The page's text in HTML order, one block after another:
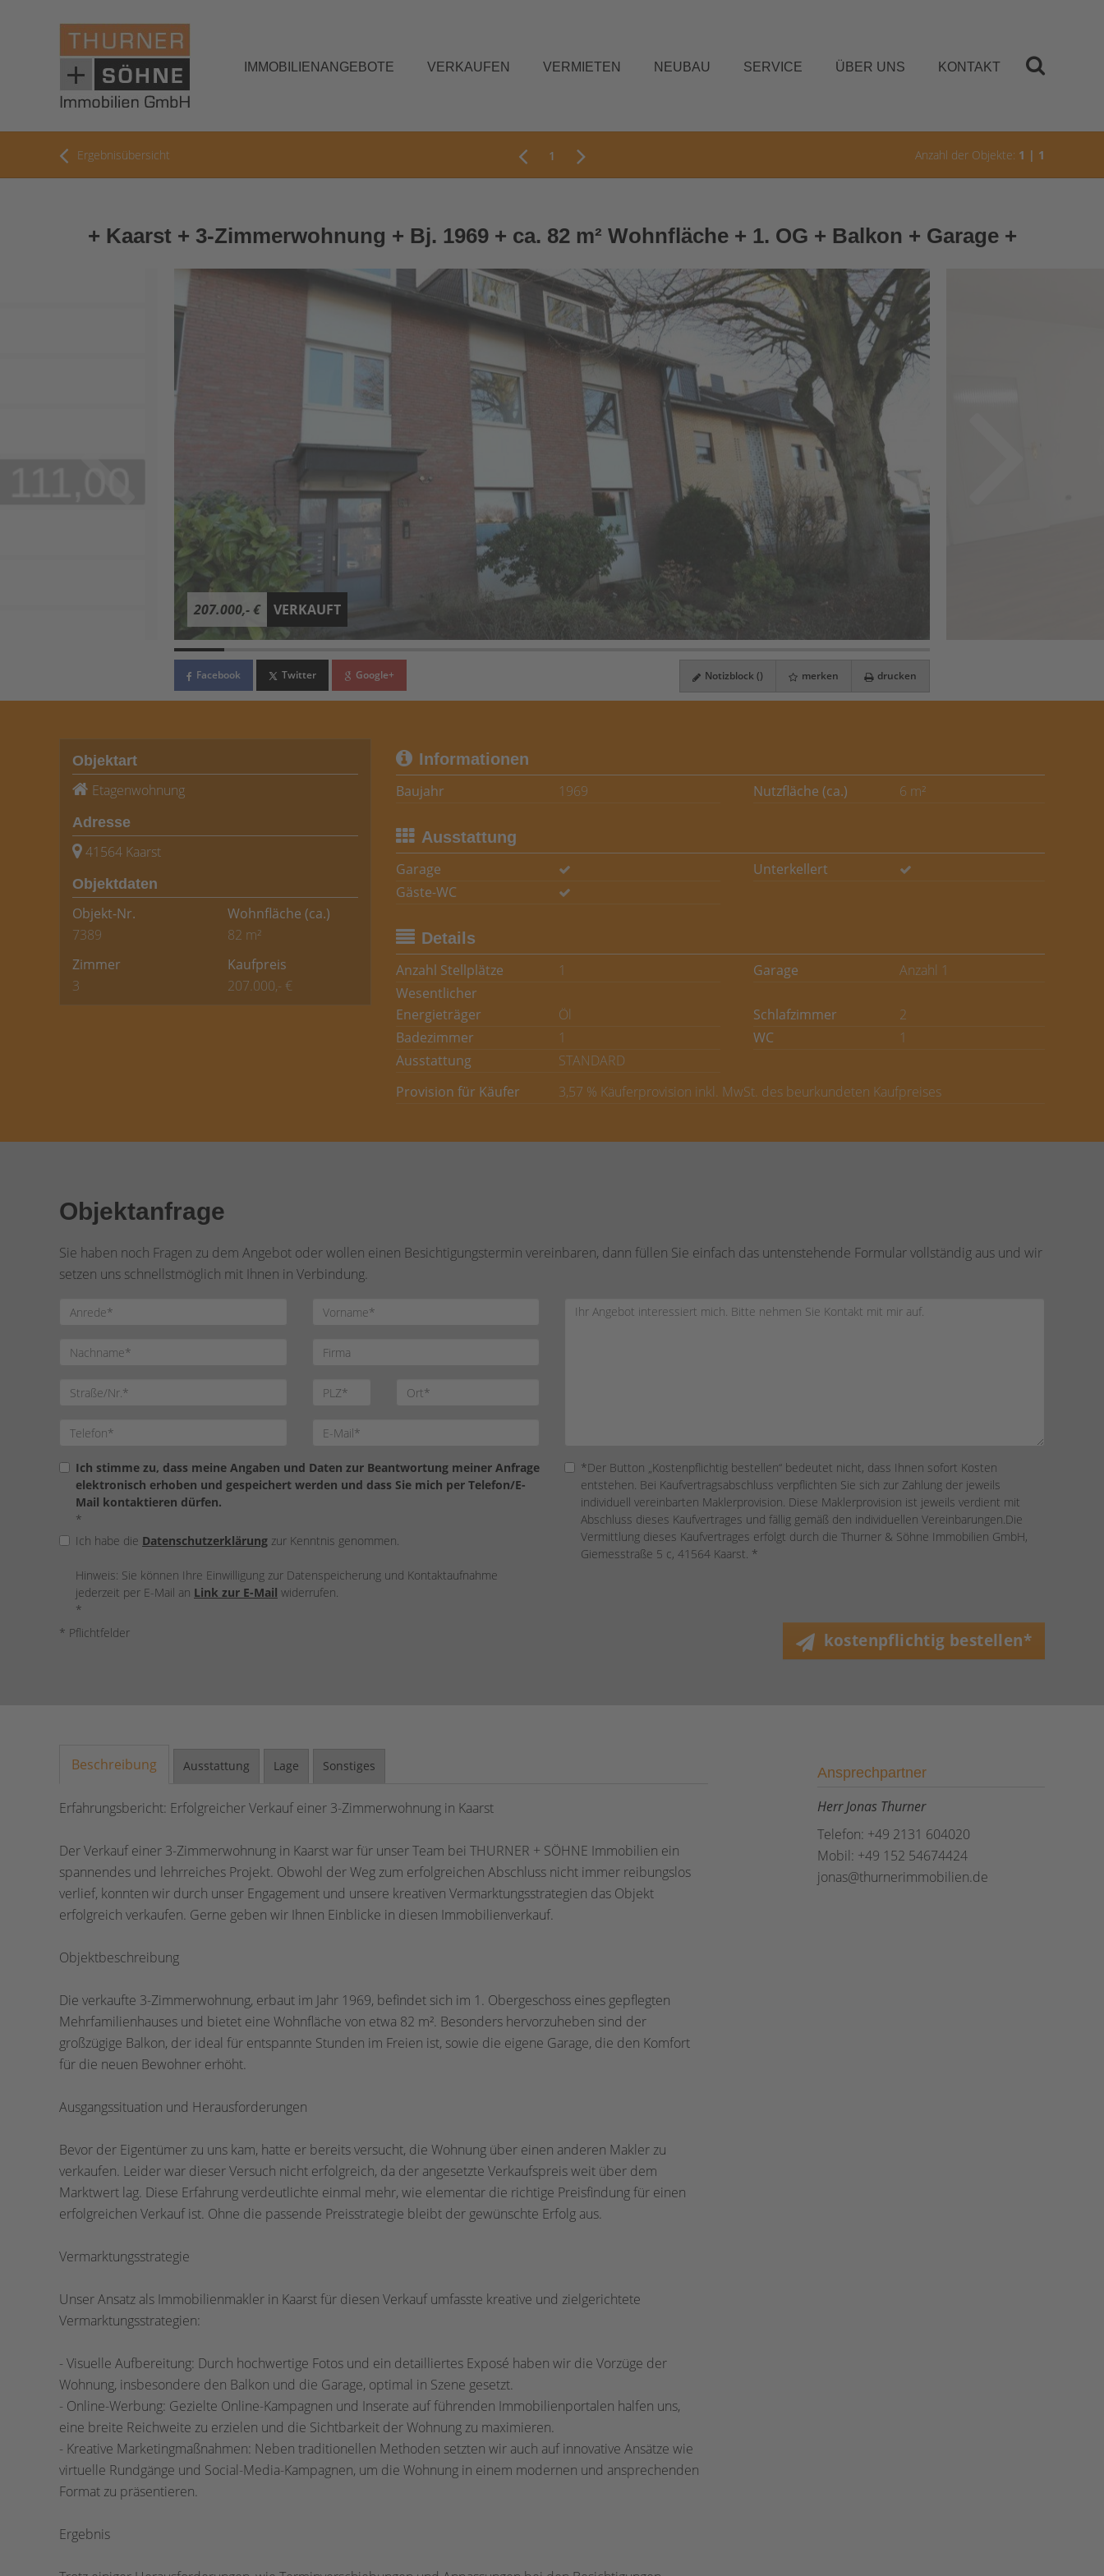
IMMOBILIENANGEBOTE VERKAUFEN VERMIETEN NEUBAU SERVICE ÜBER UNS KONTAKT
Ergebnisübersicht 1 Anzahl der Objekte: 1 | 1
+ Kaarst + 3-Zimmerwohnung + Bj. 1969 + ca. 82 m² Wohnfläche + 1. OG + Balkon + Garage +
207.000,- € VERKAUFT
Facebook Twitter Google+ Notizblock () merken drucken
Objektart
Etagenwohnung
Adresse
41564 Kaarst
Objektdaten
Objekt-Nr.
7389
Wohnfläche (ca.)
82 m²
Zimmer
3
Kaufpreis
207.000,- €
Informationen
Baujahr
1969 Nutzfläche (ca.) 6 m²
Ausstattung
Garage
Unterkellert
Gäste-WC
Details
Anzahl Stellplätze
1 Garage
Anzahl 1
Wesentlicher
Energieträger
Öl Schlafzimmer
2
Badezimmer
1 WC
1
Ausstattung
STANDARD
Provision für Käufer
3,57 % Käuferprovision inkl. MwSt. des beurkundeten Kaufpreises
Objektanfrage
Sie haben noch Fragen zu dem Angebot oder wollen einen Besichtigungstermin vereinbaren, dann füllen Sie einfach das untenstehende Formular vollständig aus und wir
setzen uns schnellstmöglich mit Ihnen in Verbindung.
Ich stimme zu, dass meine Angaben und Daten zur Beantwortung meiner Anfrage
elektronisch erhoben und gespeichert werden und dass Sie mich per Telefon/E-
Mail kontaktieren dürfen.
*
Ich habe die Datenschutzerklärung zur Kenntnis genommen.
Hinweis: Sie können Ihre Einwilligung zur Datenspeicherung und Kontaktaufnahme
jederzeit per E-Mail an Link zur E-Mail widerrufen.
*
*Der Button „Kostenpflichtig bestellen“ bedeutet nicht, dass Ihnen sofort Kosten
entstehen. Bei Kaufvertragsabschluss verpflichten Sie sich zur Zahlung der jeweils
individuell vereinbarten Maklerprovision. Diese Maklerprovision ist jeweils verdient mit
Abschluss dieses Kaufvertrages und fällig gemäß den individuellen Vereinbarungen.Die
Vermittlung dieses Kaufvertrages erfolgt durch die Thurner & Söhne Immobilien GmbH,
Giemesstraße 5 c, 41564 Kaarst. *
* Pflichtfelder kostenpflichtig bestellen*
Beschreibung Ausstattung Lage Sonstiges
Erfahrungsbericht: Erfolgreicher Verkauf einer 3-Zimmerwohnung in Kaarst
Der Verkauf einer 3-Zimmerwohnung in Kaarst war für unser Team bei THURNER + SÖHNE Immobilien ein
spannendes und lehrreiches Projekt. Obwohl der Weg zum erfolgreichen Abschluss nicht immer reibungslos
verlief, konnten wir durch unser Engagement und unsere kreativen Vermarktungsstrategien das Objekt
erfolgreich verkaufen. Gerne geben wir Ihnen Einblicke in diesen Immobilienverkauf.
Objektbeschreibung
Die verkaufte 3-Zimmerwohnung, erbaut im Jahr 1969, befindet sich im 1. Obergeschoss eines gepflegten
Mehrfamilienhauses und bietet eine Wohnfläche von etwa 82 m². Besonders hervorzuheben sind der
großzügige Balkon, der ideal für entspannte Stunden im Freien ist, sowie die eigene Garage, die den Komfort
für die neuen Bewohner erhöht.
Ausgangssituation und Herausforderungen
Bevor der Eigentümer zu uns kam, hatte er bereits versucht, die Wohnung über einen anderen Makler zu
verkaufen. Leider war dieser Versuch nicht erfolgreich, da der angesetzte Verkaufspreis weit über dem
Marktwert lag. Diese Erfahrung verdeutlichte einmal mehr, wie elementar die richtige Preisfindung für einen
erfolgreichen Verkauf ist. Ohne die passende Preisstrategie bleibt der gewünschte Erfolg aus.
Vermarktungsstrategie
Unser Ansatz als Immobilienmakler in Kaarst für diesen Verkauf umfasste kreative und zielgerichtete
Vermarktungsstrategien:
- Visuelle Aufbereitung: Durch hochwertige Fotos und ein detailliertes Exposé haben wir die Vorzüge der
Wohnung, insbesondere den Balkon und die Garage, optimal in Szene gesetzt.
- Online-Werbung: Gezielte Online-Kampagnen und Inserate auf führenden Immobilienportalen halfen uns,
eine breite Reichweite zu erzielen und die Sichtbarkeit der Wohnung zu maximieren.
- Kreative Marketingmaßnahmen: Neben traditionellen Methoden setzten wir auch auf innovative Ansätze wie
virtuelle Rundgänge und Social-Media-Kampagnen, um die Wohnung in einem modernen und ansprechenden
Format zu präsentieren.
Ergebnis
Ansprechpartner
Herr Jonas Thurner
Telefon: +49 2131 604020
Mobil: +49 152 54674424
jonas@thurnerimmobilien.de